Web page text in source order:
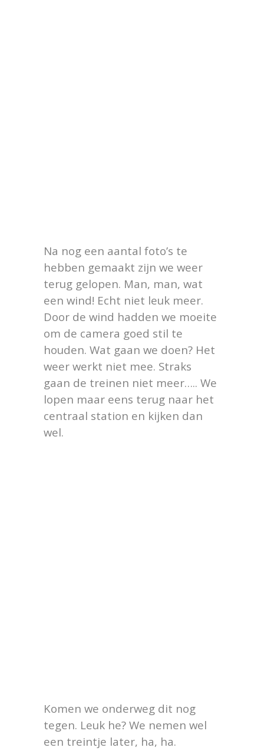
Na nog een aantal foto’s te
hebben gemaakt zijn we weer
terug gelopen. Man, man, wat
een wind! Echt niet leuk meer.
Door de wind hadden we moeite
om de camera goed stil te
houden. Wat gaan we doen? Het
weer werkt niet mee. Straks
gaan de treinen niet meer….. We
lopen maar eens terug naar het
centraal station en kijken dan
wel.
Komen we onderweg dit nog
tegen. Leuk he? We nemen wel
een treintje later, ha, ha.